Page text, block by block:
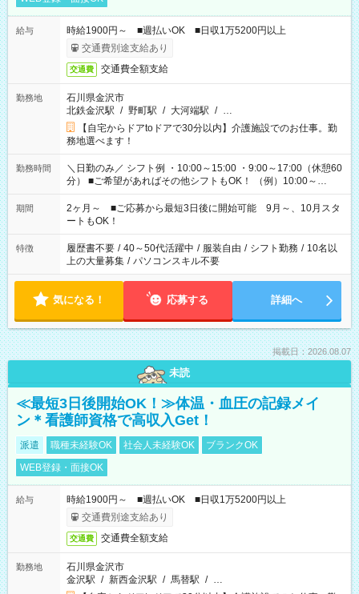
給与
時給1900円～ ■週払いOK ■日収1万5200円以上
交通費別途支給あり
交通費 交通費全額支給
勤務地
石川県金沢市
北鉄金沢駅 / 野町駅 / 大河端駅 / …
【自宅からドアtoドアで30分以内】介護施設でのお仕事。勤
務地選べます！
勤務時間
＼日勤のみ／ シフト例 ・10:00～15:00 ・9:00～17:00（休憩60
分） ■ご希望があればその他シフトもOK！ （例）10:00～
19:00 など 「家族とお休みを合わせたい」 「できれば残業は
したくない」 など、あなたのご希望に沿ったお仕事をご紹介し
ます！ ※Wワーク希望の方へ 今ご覧のお仕事で希望する勤務時
間と、もう1つのお仕事の勤務時間。 合計で週40時間を超える
場合は応募できません
期間
2ヶ月～ ■ご応募から最短3日後に開始可能 9月～、10月スタ
ートもOK！
特徴 履歴書不要 / 40～50代活躍中 / 服装自由 / シフト勤務 / 10名以
上の大量募集 / パソコンスキル不要
気になる！ 応募する 詳細へ
掲載日：2026.08.07
未読
≪最短3日後開始OK！≫体温・血圧の記録メイ
ン＊看護師資格で高収入Get！
派遣 職種未経験OK 社会人未経験OK
ブランクOK
WEB登録・面接OK
給与
時給1900円～ ■週払いOK ■日収1万5200円以上
交通費別途支給あり
交通費 交通費全額支給
勤務地
石川県金沢市
金沢駅 / 新西金沢駅 / 馬替駅 / …